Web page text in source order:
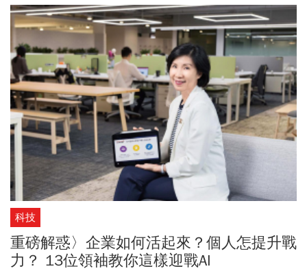
科技
重磅解惑〉企業如何活起來？個人怎提升戰
力？ 13位領袖教你這樣迎戰AI